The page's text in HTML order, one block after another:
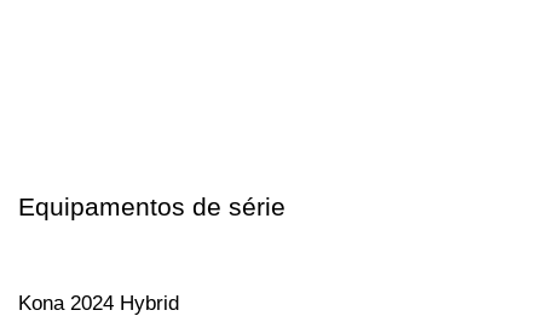
Equipamentos de série
Kona 2024 Hybrid